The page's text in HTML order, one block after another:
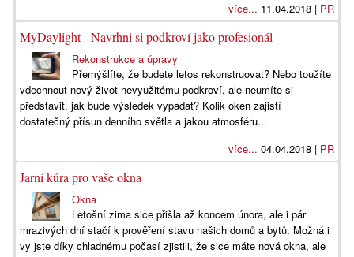
více... 11.04.2018 | PR
MyDaylight - Navrhni si podkroví jako profesionál
Rekonstrukce a úpravy
Přemýšlíte, že budete letos rekonstruovat? Nebo toužíte
vdechnout nový život nevyužitému podkroví, ale neumíte si
představit, jak bude výsledek vypadat? Kolik oken zajistí
dostatečný přísun denního světla a jakou atmosféru...
více... 04.04.2018 | PR
Jarní kúra pro vaše okna
Okna
Letošní zima sice přišla až koncem února, ale i pár
mrazivých dní stačí k prověření stavu našich domů a bytů. Možná i
vy jste díky chladnému počasí zjistili, že sice máte nová okna, ale